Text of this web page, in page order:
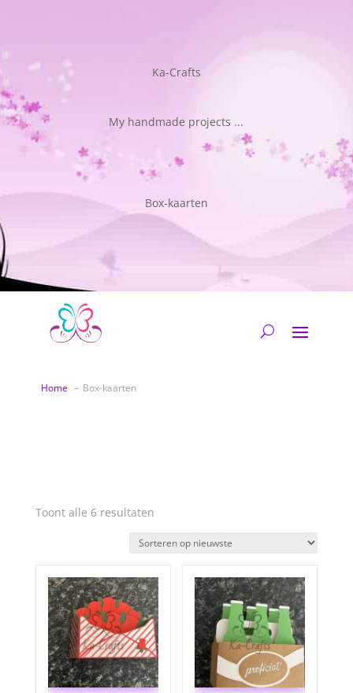
Ka-Crafts
My handmade projects ...
Box-kaarten
Home Box-kaarten
Toont alle 6 resultatenGesorteerd
nieuwste